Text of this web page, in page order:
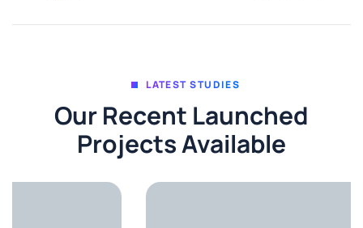
LATEST STUDIES
Our Recent Launched
Projects Available